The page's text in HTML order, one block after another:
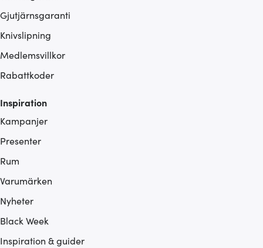
Gjutjärnsgaranti
Knivslipning
Medlemsvillkor
Rabattkoder
Inspiration
Kampanjer
Presenter
Rum
Varumärken
Nyheter
Black Week
Inspiration & guider